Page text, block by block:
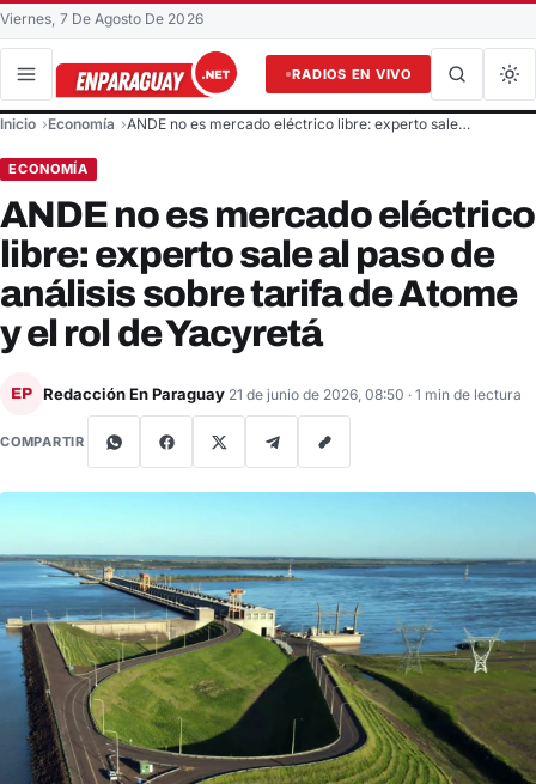
Viernes, 7 De Agosto De 2026
RADIOS EN VIVO
Buscar en el sitio
Inicio Economía ANDE no es mercado eléctrico libre: experto sale…
ECONOMÍA
ANDE no es mercado eléctrico
libre: experto sale al paso de
análisis sobre tarifa de Atome
y el rol de Yacyretá
EP Redacción En Paraguay 21 de junio de 2026, 08:50 · 1 min de lectura
COMPARTIR